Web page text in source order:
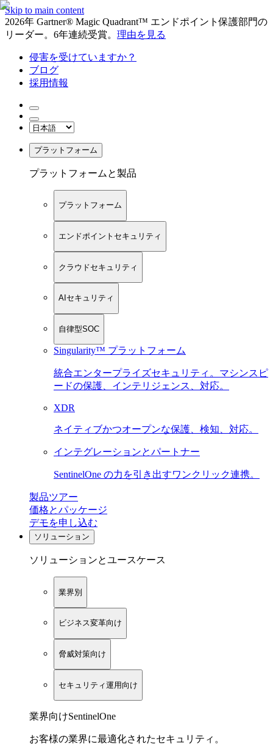
Skip to main content
2026年 Gartner® Magic Quadrant™ エンドポイント保護部門の
リーダー。6年連続受賞。 理由を見る
侵害を受けていますか？
ブログ
採用情報
プラットフォーム
プラットフォームと製品
プラットフォーム
エンドポイントセキュリティ
クラウドセキュリティ
AIセキュリティ
自律型SOC
Singularity™ プラットフォーム
統合エンタープライズセキュリティ。マシンスピ
ードの保護、インテリジェンス、対応。
XDR
ネイティブかつオープンな保護、検知、対応。
インテグレーションとパートナー
SentinelOne の力を引き出すワンクリック連携。
製品ツアー
価格とパッケージ
デモを申し込む
ソリューション
ソリューションとユースケース
業界別
ビジネス変革向け
脅威対策向け
セキュリティ運用向け
業界向けSentinelOne
お客様の業界に最適化されたセキュリティ。